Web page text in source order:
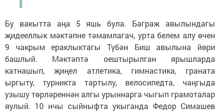
Бу вакытта аңа 5 яшь була. Баграж авылындагы
җидееллык мәктәпне тәмамлагач, урта белем алу өчен
9 чакрым ераклыктагы Түбән Биш авылына йөри
башлый. Мәктәптә оештырылган ярышларда
катнашып, җиңел атлетика, гимнастика, граната
ыргыту, турникта тартылу, велосипедта, чаңгыда
узышу төрләреннән алгы урыннарга чыгып грамоталар
яулый. 10 нчы сыйныфта укыганда Федор Симашев